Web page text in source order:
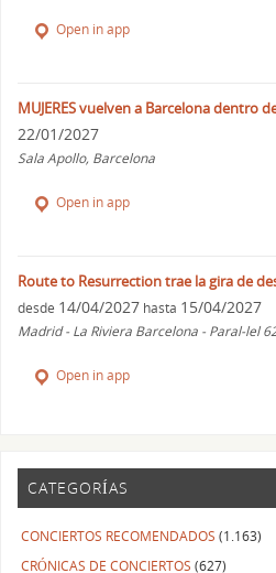
Open in app
MUJERES vuelven a Barcelona dentro
22/01/2027
Sala Apollo, Barcelona
Open in app
Route to Resurrection trae la gira de
desde 14/04/2027 hasta 15/04/2027
Madrid - La Riviera Barcelona - Paral-lel
Open in app
CATEGORÍAS
CONCIERTOS RECOMENDADOS (1.163)
CRÓNICAS DE CONCIERTOS (627)